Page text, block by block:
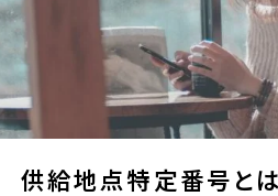
供給地点特定番号と